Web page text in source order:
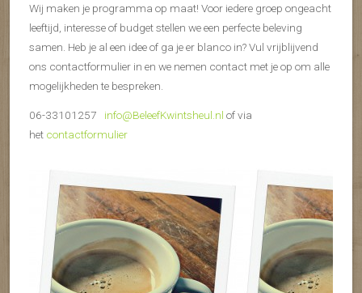
Wij maken je programma op maat! Voor iedere groep ongeacht
leeftijd, interesse of budget stellen we een perfecte beleving
samen. Heb je al een idee of ga je er blanco in? Vul vrijblijvend
ons contactformulier in en we nemen contact met je op om alle
mogelijkheden te bespreken.
06-33101257 info@BeleefKwintsheul.nl of via
het contactformulier